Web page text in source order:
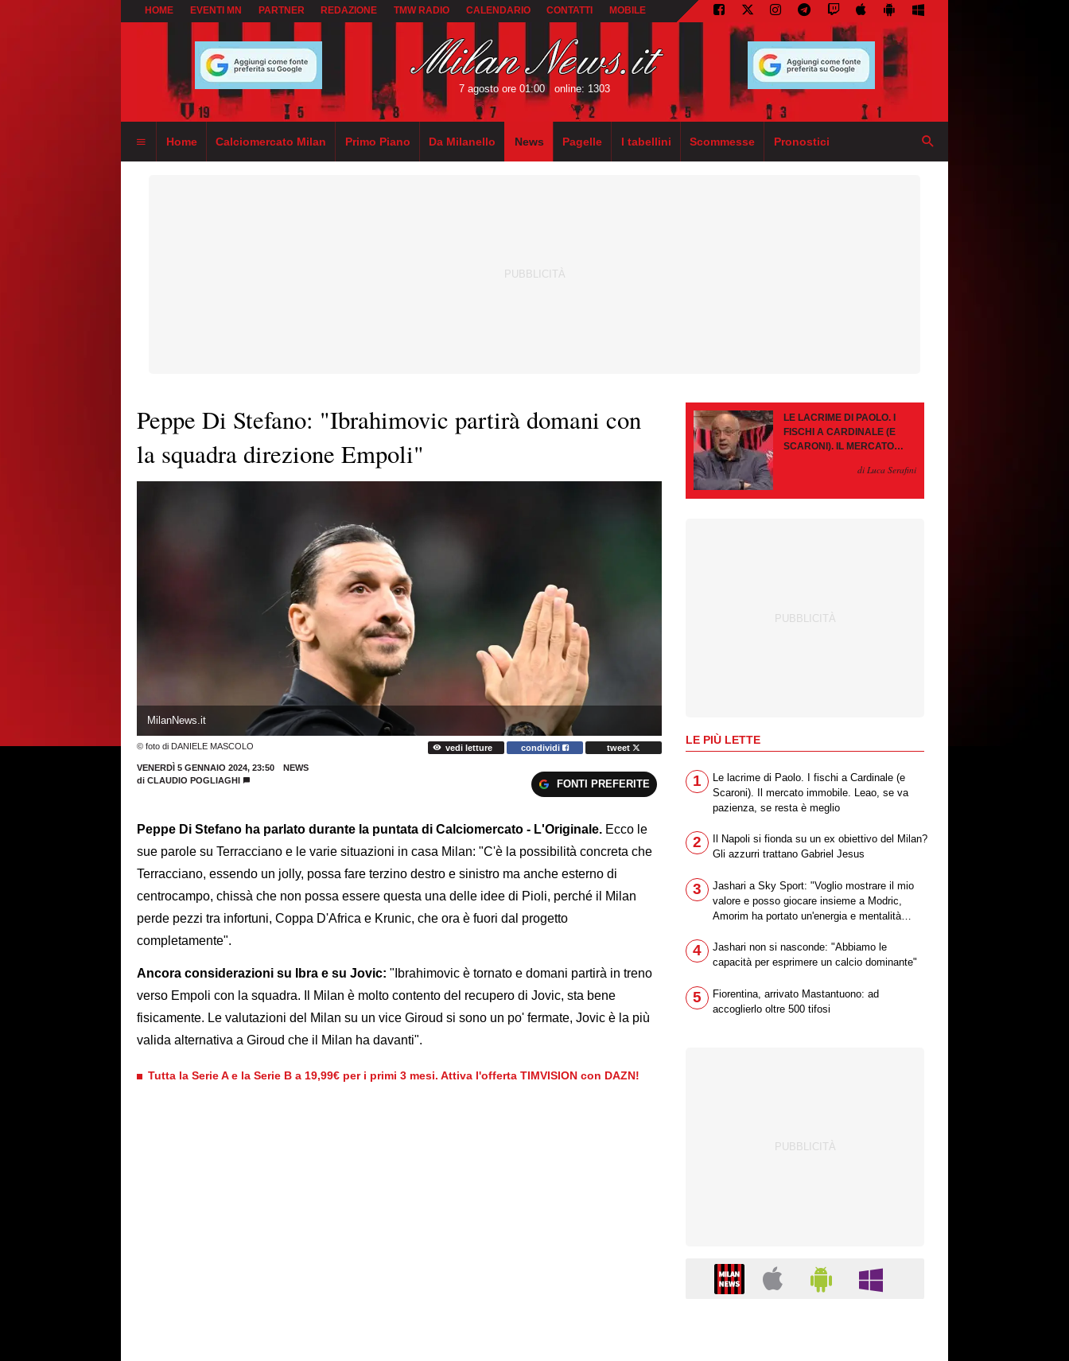
HOME EVENTI MN PARTNER REDAZIONE TMW RADIO CALENDARIO CONTATTI MOBILE
7 agosto ore 01:00 online: 1303
Home Calciomercato Milan Primo Piano Da Milanello News Pagelle I tabellini Scommesse Pronostici
Peppe Di Stefano: "Ibrahimovic partirà domani con
la squadra direzione Empoli"
MilanNews.it
© foto di DANIELE MASCOLO vedi letture condividi tweet
VENERDÌ 5 GENNAIO 2024, 23:50
NEWS
di CLAUDIO POGLIAGHI FONTI PREFERITE
Peppe Di Stefano ha parlato durante la puntata di Calciomercato - L'Originale. Ecco le
sue parole su Terracciano e le varie situazioni in casa Milan: "C'è la possibilità concreta che
Terracciano, essendo un jolly, possa fare terzino destro e sinistro ma anche esterno di
centrocampo, chissà che non possa essere questa una delle idee di Pioli, perché il Milan
perde pezzi tra infortuni, Coppa D'Africa e Krunic, che ora è fuori dal progetto
completamente".
Ancora considerazioni su Ibra e su Jovic: "Ibrahimovic è tornato e domani partirà in treno
verso Empoli con la squadra. Il Milan è molto contento del recupero di Jovic, sta bene
fisicamente. Le valutazioni del Milan su un vice Giroud si sono un po' fermate, Jovic è la più
valida alternativa a Giroud che il Milan ha davanti".
Tutta la Serie A e la Serie B a 19,99€ per i primi 3 mesi. Attiva l'offerta TIMVISION con DAZN!
LE LACRIME DI PAOLO. I
FISCHI A CARDINALE (E
SCARONI). IL MERCATO
PAZIENZA, SE RESTA È
di Luca Serafini
LE PIÙ LETTE
1
Le lacrime di Paolo. I fischi a Cardinale (e
Scaroni). Il mercato immobile. Leao, se va
pazienza, se resta è meglio
2
Il Napoli si fionda su un ex obiettivo del Milan?
Gli azzurri trattano Gabriel Jesus
3
Jashari a Sky Sport: "Voglio mostrare il mio
valore e posso giocare insieme a Modric,
Amorim ha portato un'energia e mentalità
4
Jashari non si nasconde: "Abbiamo le
capacità per esprimere un calcio dominante"
5
Fiorentina, arrivato Mastantuono: ad
accoglierlo oltre 500 tifosi